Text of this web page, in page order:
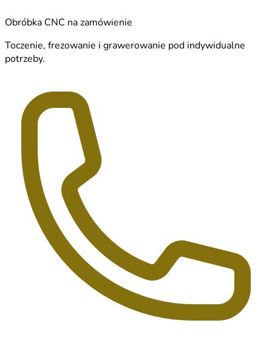
Obróbka CNC na zamówienie
Toczenie, frezowanie i grawerowanie pod indywidualne
potrzeby.